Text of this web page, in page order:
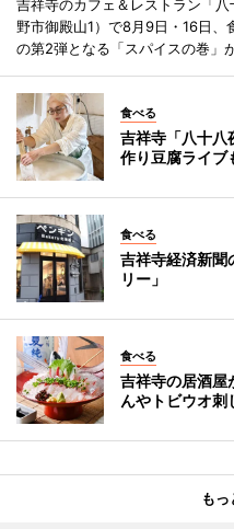
吉祥寺のカフェ＆レストラン「
野市御殿山1）で8月9日・16日、
の第2弾となる「スパイスの巻」
食べる
吉祥寺「八十八
作り豆腐ライブ
食べる
吉祥寺経済新聞
リー」
食べる
吉祥寺の居酒屋
んやトビウオ刺
もっ